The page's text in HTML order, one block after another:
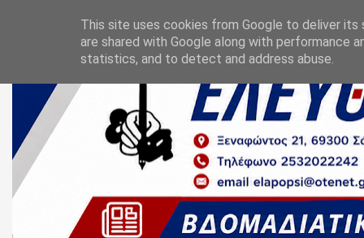
This site uses cookies from Google to deliver its
are shared with Google along with performance
statistics, and to detect and address abuse.